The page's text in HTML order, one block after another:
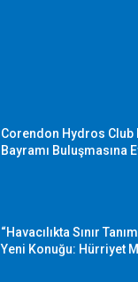
Corendon Hydros Club
Bayramı Buluşmasına
“Havacılıkta Sınır
Yeni Konuğu: Hürriyet